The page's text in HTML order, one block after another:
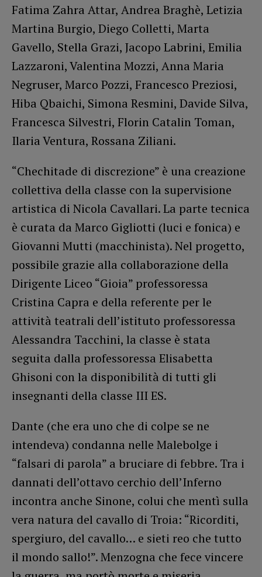
Fatima Zahra Attar, Andrea Braghè, Letizia
Martina Burgio, Diego Colletti, Marta
Gavello, Stella Grazi, Jacopo Labrini, Emilia
Lazzaroni, Valentina Mozzi, Anna Maria
Negruser, Marco Pozzi, Francesco Preziosi,
Hiba Qbaichi, Simona Resmini, Davide Silva,
Francesca Silvestri, Florin Catalin Toman,
Ilaria Ventura, Rossana Ziliani.
“Chechitade di discrezione” è una creazione
collettiva della classe con la supervisione
artistica di Nicola Cavallari. La parte tecnica
è curata da Marco Gigliotti (luci e fonica) e
Giovanni Mutti (macchinista). Nel progetto,
possibile grazie alla collaborazione della
Dirigente Liceo “Gioia” professoressa
Cristina Capra e della referente per le
attività teatrali dell’istituto professoressa
Alessandra Tacchini, la classe è stata
seguita dalla professoressa Elisabetta
Ghisoni con la disponibilità di tutti gli
insegnanti della classe III ES.
Dante (che era uno che di colpe se ne
intendeva) condanna nelle Malebolge i
“falsari di parola” a bruciare di febbre. Tra i
dannati dell’ottavo cerchio dell’Inferno
incontra anche Sinone, colui che mentì sulla
vera natura del cavallo di Troia: “Ricorditi,
spergiuro, del cavallo… e sieti reo che tutto
il mondo sallo!”. Menzogna che fece vincere